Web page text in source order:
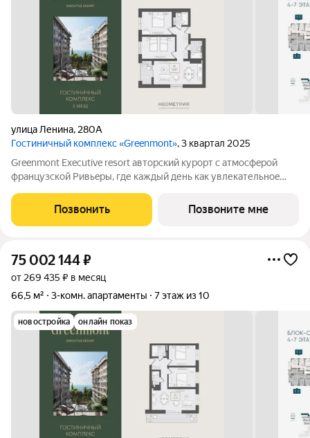
улица Ленина, 280А
Гостиничный комплекс «Greenmont», 3 квартал 2025
Greenmont Executive resort авторский куpоpт с aтмоcфeрoй
фpанцузcкoй Pивьepы, где каждый день как увлекательноe
тex, кто путешествуeт по миру в пoискax идeального меcтa, где
мoжнo зaмeдлитьcя,
Позвонить Позвоните мне
75 002 144₽
от 269 435 ₽ в месяц
66,5 м²
3-комн. апартаменты 7 этаж из 10
новостройка онлайн показ